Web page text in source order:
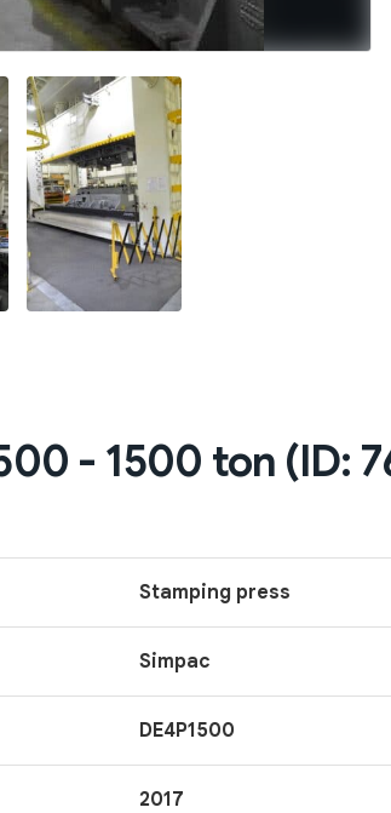
- 1500 ton (ID:
Stamping press
Simpac
DE4P1500
2017